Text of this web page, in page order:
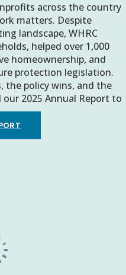
across the country
matters. Despite
landscape, WHRC
helped over 1,000
homeownership, and
protection legislation.
the policy wins, and the
2025 Annual Report to